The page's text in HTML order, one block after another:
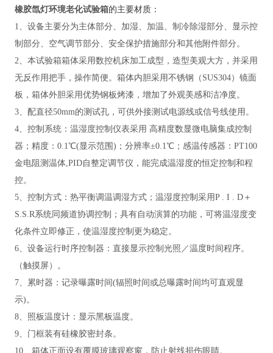
橡胶氙灯环境老化试验箱的主要材质：
1、设备主要分为主体部分、加湿、加温、制冷除湿部分、显示控
制部分、空气调节部分、安全保护措施部分和其他附件部分。
2、本试验箱箱体采用数控机床加工成型，造型美观大方，并采用
无反作用把手，操作简便。箱体内胆采用不锈钢（SUS304）镜面
板，箱体外胆采用优势钢板烤漆，增加了外观美感和洁净度。
3、配直径50mm的测试孔，可供外接测试电源线或信号线使用。
4、控制系统：温湿度控制仪表采用 高精度数显微电脑集成控制
器；精度：0.1℃(显示范围)；分辨率±0.1℃；感温传感器：PT100
金电阻测温体,PID自整定调节仪，能完成温湿度的恒定控制和程
控。
5、控制方式：热平衡调温调湿方式；温湿度控制采用P . I . D＋
S.S.R系统同频道协调控制；具有自动演算的功能，可将温湿度变
化条件立即修正，使温湿度控制更为稳定。
6、设备运行时序控制器：直接显示控制光照／温度时间程序。
（触摸屏） 。
7、累时器：记录曝露时间(辐照时间或总曝露时间均可直观显
示)。
8、照板温度计：显示黑板温度。
9、门框装有硅橡胶密封条。
10、箱体正面设有覆膜玻璃观察窗，防止射线损伤眼睛。